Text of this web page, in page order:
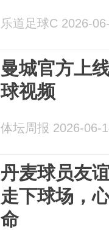
乐道足球C 2026-
曼城官方上
球视频
体坛周报 2026-06-
丹麦球员友
走下球场，
命